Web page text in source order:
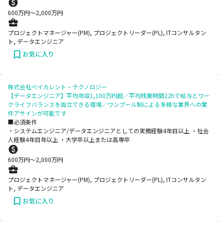
600万円〜2,000万円
プロジェクトマネージャー(PM), プロジェクトリーダー(PL), ITコンサルタン
ト, データエンジニア
お気に入り
株式会社ベイカレント・テクノロジー
【データエンジニア】平均年収1,100万円超／平均残業時間22hで給与とワー
クライフバランスを両立できる環境／ワンプール制による多様な業界への案
件アサインが可能です
■必須条件
・システムエンジニア/データエンジニアとしての実務経験4年目以上 ・社会
人経験4年目年以上 ・大学卒以上または高専卒
600万円〜2,000万円
プロジェクトマネージャー(PM), プロジェクトリーダー(PL), ITコンサルタン
ト, データエンジニア
お気に入り